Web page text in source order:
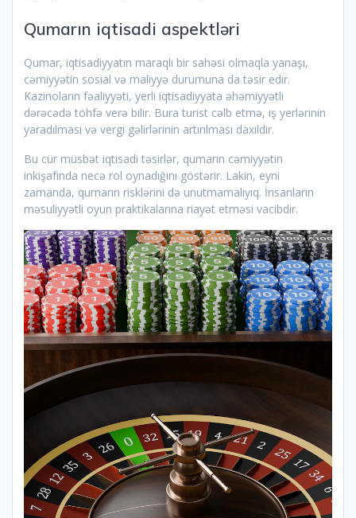
Qumarın iqtisadi aspektləri
Qumar, iqtisadiyyatın maraqlı bir sahəsi olmaqla yanaşı,
cəmiyyətin sosial və maliyyə durumuna da təsir edir.
Kazinoların fəaliyyəti, yerli iqtisadiyyata əhəmiyyətli
dərəcədə töhfə verə bilir. Bura turist cəlb etmə, iş yerlərinin
yaradılması və vergi gəlirlərinin artırılması daxildir.
Bu cür müsbət iqtisadi təsirlər, qumarın cəmiyyətin
inkişafında necə rol oynadığını göstərir. Lakin, eyni
zamanda, qumarın risklərini də unutmamalıyıq. İnsanların
məsuliyyətli oyun praktikalarına riayət etməsi vacibdir.